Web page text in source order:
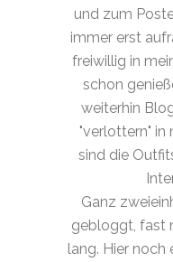
und zum
immer erst
freiwillig in
schon
weiterhin
"verlottern" in
sind die
Ganz
gebloggt, fast
lang. Hier noch